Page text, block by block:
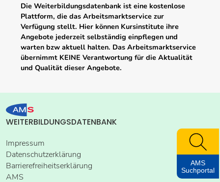
Die Weiterbildungsdatenbank ist eine kostenlose
Plattform, die das Arbeitsmarktservice zur
Verfügung stellt. Hier können Kursinstitute ihre
Angebote jederzeit selbständig einpflegen und
warten bzw aktuell halten. Das Arbeitsmarktservice
übernimmt KEINE Verantwortung für die Aktualität
und Qualität dieser Angebote.
WEITERBILDUNGSDATENBANK
Impressum
Datenschutzerklärung
Barrierefreiheitserklärung
AMS
AMS
Suchportal